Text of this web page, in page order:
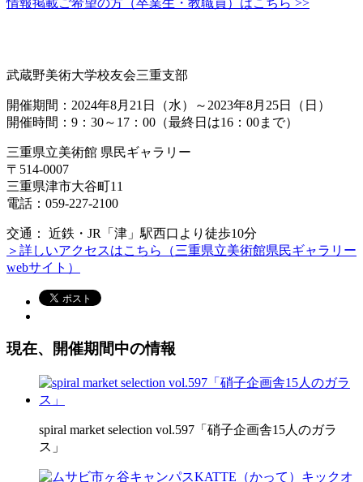
武蔵野美術大学校友会三重支部
開催期間：2024年8月 21 日（水）～2023年8月 25日（日）
開催時間：9：30～17：00（最終日は16：00まで）
三重県立美術館 県民ギャラリー
〒514-0007
三重県津市大谷町11
電話：059-227-2100
交通： 近鉄・JR「津」駅西口より徒歩10分
＞詳しいアクセスはこちら（三重県立美術館県民ギャラリー
webサイト）
現在、開催期間中の情報
spiral market selection vol.597「硝子企画舎15人のガラ
ス」